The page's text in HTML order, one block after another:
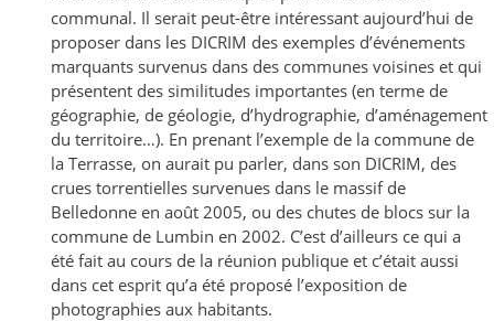
communal. Il serait peut-être intéressant aujourd’hui de
proposer dans les DICRIM des exemples d’événements
marquants survenus dans des communes voisines et qui
présentent des similitudes importantes (en terme de
géographie, de géologie, d’hydrographie, d’aménagement
du territoire…). En prenant l’exemple de la commune de
la Terrasse, on aurait pu parler, dans son DICRIM, des
crues torrentielles survenues dans le massif de
Belledonne en août 2005, ou des chutes de blocs sur la
commune de Lumbin en 2002. C’est d’ailleurs ce qui a
été fait au cours de la réunion publique et c’était aussi
dans cet esprit qu’a été proposé l’exposition de
photographies aux habitants.